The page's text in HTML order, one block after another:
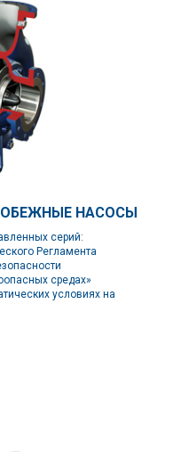
НАСОСЫ
серий:
Регламента
средах»
условиях на